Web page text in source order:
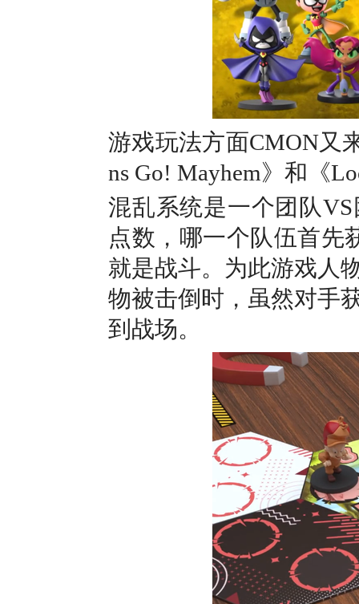
游戏玩法方面CMON又
ns Go! Mayhem》和《
混乱系统是一个团队
点数，哪一个队伍首先
就是战斗。为此游戏人
物被击倒时，虽然对手
到战场。